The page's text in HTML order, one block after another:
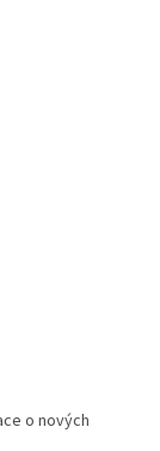
o nových